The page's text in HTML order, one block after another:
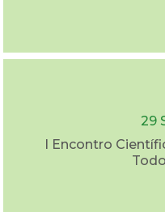
29
I Encontro